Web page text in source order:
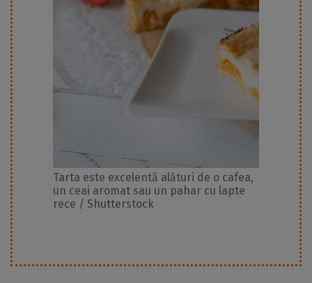
Tarta este excelentă alături de o cafea,
un ceai aromat sau un pahar cu lapte
rece / Shutterstock